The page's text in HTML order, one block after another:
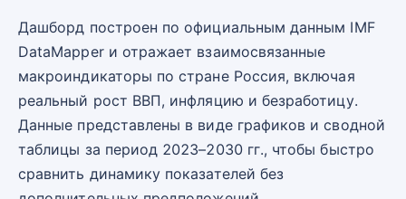
Дашборд построен по официальным данным IMF
DataMapper и отражает взаимосвязанные
макроиндикаторы по стране Россия, включая
реальный рост ВВП, инфляцию и безработицу.
Данные представлены в виде графиков и сводной
таблицы за период 2023–2030 гг., чтобы быстро
сравнить динамику показателей без